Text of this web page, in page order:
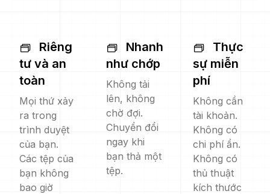
Riêng
tư và an
toàn
Mọi thứ xảy
ra trong
trình duyệt
của bạn.
Các tệp của
bạn không
bao giờ
Nhanh
như chớp
Không tải
lên, không
chờ đợi.
Chuyển đổi
ngay khi
bạn thả một
tệp.
Thực
sự miễn
phí
Không cần
tài khoản.
Không có
chi phí ẩn.
Không có
thủ thuật
kích thước